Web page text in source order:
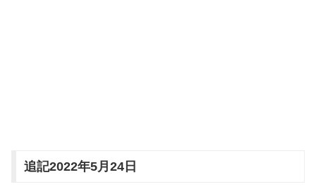
追記2022年5月24日